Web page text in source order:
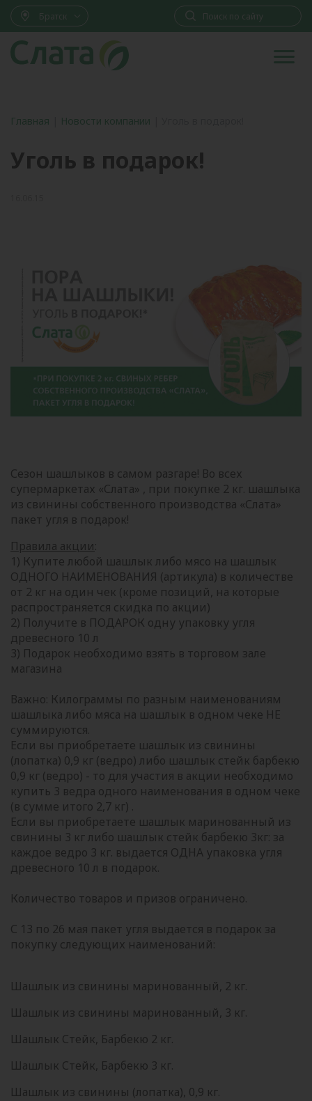
Братск
Главная Новости компании
Уголь в подарок!
Сезон шашлыков в самом разгаре! Во всех
супермаркетах «Слата» , при покупке 2 кг. шашлыка
из свинины собственного производства «Слата»
пакет угля в подарок!
Правила акции:
1) Купите любой шашлык либо мясо на шашлык
ОДНОГО НАИМЕНОВАНИЯ (артикула) в количестве
от 2 кг на один чек (кроме позиций, на которые
распространяется скидка по акции)
2) Получите в ПОДАРОК одну упаковку угля
древесного 10 л
3) Подарок необходимо взять в торговом зале
магазина
Важно: Килограммы по разным наименованиям
шашлыка либо мяса на шашлык в одном чеке НЕ
суммируются.
Если вы приобретаете шашлык из свинины
(лопатка) 0,9 кг (ведро) либо шашлык стейк барбекю
0,9 кг (ведро) - то для участия в акции необходимо
купить 3 ведра одного наименования в одном чеке
(в сумме итого 2,7 кг) .
Если вы приобретаете шашлык маринованный из
свинины 3 кг либо шашлык стейк барбекю 3кг: за
каждое ведро 3 кг. выдается ОДНА упаковка угля
древесного 10 л в подарок.
Количество товаров и призов ограничено.
С 13 по 26 мая пакет угля выдается в подарок за
покупку следующих наименований:
Шашлык из свинины маринованный, 2 кг.
Шашлык из свинины маринованный, 3 кг.
Шашлык Стейк, Барбекю 2 кг.
Шашлык Стейк, Барбекю 3 кг.
Шашлык из свинины (лопатка), 0,9 кг.